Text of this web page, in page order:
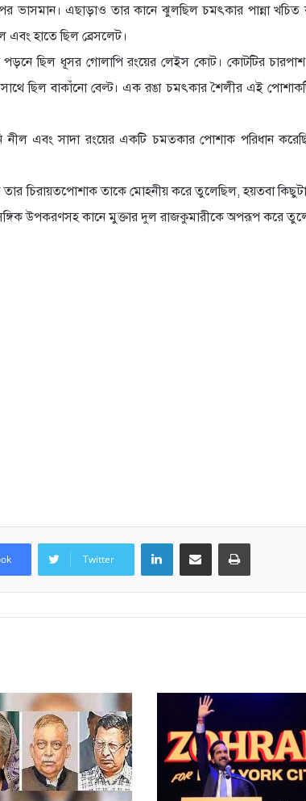
ভাসমান। এছাড়াও তার কানে ঝুলছিল চমৎকার পান্না খচিত
এবং হাতে ছিল ব্রেসলেট।
পড়নে ছিল ধূসর গোলাপি রংয়ের লেইস কোট। কোটটির
সাথে ছিল বাকাঁনো বেল্ট। এক রঙা চমৎকার শৈলীর এই
নীল এবং সাদা রংয়ের একটি চমত্কার পোশাক পরিধান
চিরায়তপোশাক তাকে মোহনীয় করে তুলেছিল, হয়তবা
উপকরণসহ কানে মুক্তার দুল রাজকুমারীকে অপরূপ করে
Twitter
LinkedInShare via Email Print